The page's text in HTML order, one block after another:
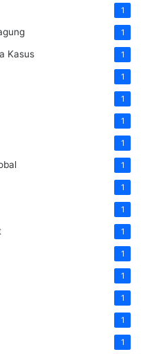
1
1
Kasus 1
1
1
1
1
1
1
1
1
1
1
1
1
1